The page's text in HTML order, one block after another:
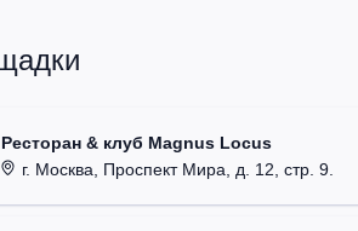
Ресторан & клуб Magnus Locus
г. Москва, Проспект Мира, д. 12, стр. 9.